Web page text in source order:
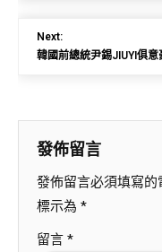
Next:
韓國前總統尹錫JIUYI俱
發佈留言
發佈留言必須填寫的
標示為 *
留言 *